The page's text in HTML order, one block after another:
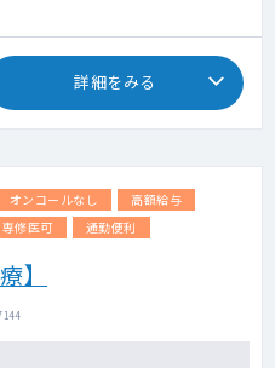
詳細をみる
オンコールなし
高額給与
修医可 通勤便利
】